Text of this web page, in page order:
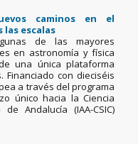
caminos en el
escalas
de las mayores
en astronomía y física
una única plataforma
con dieciséis
a través del programa
único hacia la Ciencia
Andalucía (IAA-CSIC)